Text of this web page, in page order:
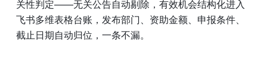
关性判定——无关公告自动剔除，有效机会结构化进入
飞书多维表格台账，发布部门、资助金额、申报条件、
截止日期自动归位，一条不漏。